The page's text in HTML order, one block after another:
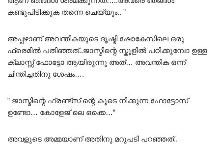
കണ്ടുപിടിക്കുക തന്നെ ചെയ്യും.. ”
അപ്പഴാണ് അവന്തികയുടെ ദൃഷ്ടി ഷോകേസിലെ ഒരു
ഫ്രെമിൽ പതിഞ്ഞത്..ജാസ്മിന്റെ സ്കൂളിൽ പഠിക്കുമ്പോ ഉള്ള
ക്ലാസ്സ്‌ ഫോട്ടോ ആയിരുന്നു അത്… അവന്തിക ഒന്ന്
ചിന്തിച്ചതിനു ശേഷം….
” ജാസ്മിന്റെ ഫ്രണ്ട്സ് ന്റെ കൂടെ നിക്കുന്ന ഫോട്ടോസ്
ഉണ്ടോ… കോളേജ് ലെ ഒക്കെ…”
അവളുടെ അമ്മയാണ് അതിനു മറുപടി പറഞ്ഞത്..